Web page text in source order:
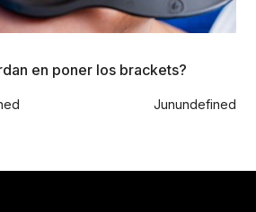
en poner los brackets?
Junundefined